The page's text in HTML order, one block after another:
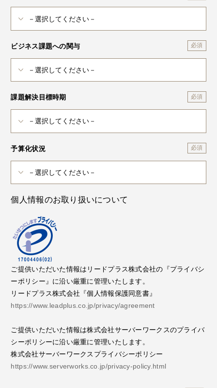
ビジネス課題への関与
課題解決目標時期
予算化状況
個人情報のお取り扱いについて
ご提供いただいた情報はリードプラス株式会社の『プライバシ
ーポリシー』に沿い厳重に管理いたします。
リードプラス株式会社『個人情報保護同意書』
https://www.leadplus.co.jp/privacy/agreement
ご提供いただいた情報は株式会社サーバーワークスのプライバ
シーポリシーに沿い厳重に管理いたします。
株式会社サーバーワークスプライバシーポリシー
https://www.serverworks.co.jp/privacy-policy.html